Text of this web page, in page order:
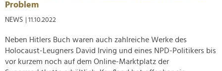
Wir verwenden Cookies, um Inhalte und Anzeigen zu
personalisieren, Funktionen für soziale Medien anbieten
analysieren. Außerdem geben wir Informationen zu Ihrer
Verwendung unserer Website an unsere Partner für
Problem
NEWS | 11.10.2022
Neben Hitlers Buch waren auch zahlreiche Werke des
Holocaust-Leugners David Irving und eines NPD-Politikers bis
vor kurzem noch auf dem Online-Marktplatz der